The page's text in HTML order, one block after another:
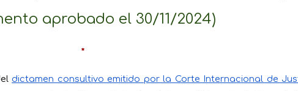
aprobado el 30/11/2024)
*
dictamen consultivo emitido por la Corte Internacional de